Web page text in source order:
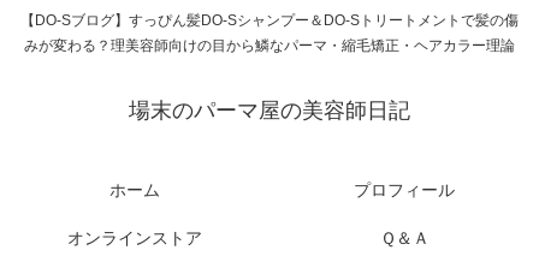
【DO-Sブログ】すっぴん髪DO-Sシャンプー＆DO-Sトリートメントで髪の傷
みが変わる？理美容師向けの目から鱗なパーマ・縮毛矯正・ヘアカラー理論
場末のパーマ屋の美容師日記
ホーム プロフィール
オンラインストア Ｑ＆Ａ